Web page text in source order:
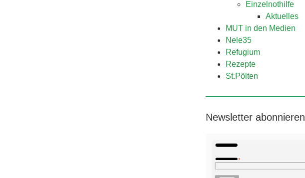
Einzelnothilfe
Aktuelles
MUT in den Medien
Nele35
Refugium
Rezepte
St.Pölten
Newsletter abonnieren